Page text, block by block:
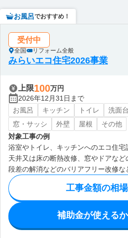
お風呂でおすすめ！
受付中
全国 リフォーム全般
みらいエコ住宅2026事業
上限100万円
2026年12月31日まで
お風呂
キッチン トイレ 洗面台
窓・サッシ
外壁 屋根
その他
対象工事の例
浴室やトイレ、キッチンへのエコ住宅
天井又は床の断熱改修、窓やドアなど
段差の解消などのバリアフリー改修な
工事金額の相
補助金が使える